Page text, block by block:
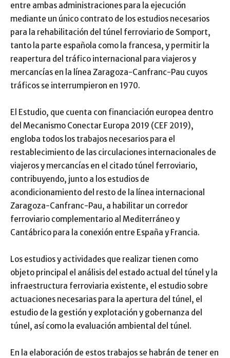
entre ambas administraciones para la ejecución
mediante un único contrato de los estudios necesarios
para la rehabilitación del túnel ferroviario de Somport,
tanto la parte española como la francesa, y permitir la
reapertura del tráfico internacional para viajeros y
mercancías en la línea Zaragoza-Canfranc-Pau cuyos
tráficos se interrumpieron en 1970.
El Estudio, que cuenta con financiación europea dentro
del Mecanismo Conectar Europa 2019 (CEF 2019),
engloba todos los trabajos necesarios para el
restablecimiento de las circulaciones internacionales de
viajeros y mercancías en el citado túnel ferroviario,
contribuyendo, junto a los estudios de
acondicionamiento del resto de la línea internacional
Zaragoza-Canfranc-Pau, a habilitar un corredor
ferroviario complementario al Mediterráneo y
Cantábrico para la conexión entre España y Francia.
Los estudios y actividades que realizar tienen como
objeto principal el análisis del estado actual del túnel y la
infraestructura ferroviaria existente, el estudio sobre
actuaciones necesarias para la apertura del túnel, el
estudio de la gestión y explotación y gobernanza del
túnel, así como la evaluación ambiental del túnel.
En la elaboración de estos trabajos se habrán de tener en